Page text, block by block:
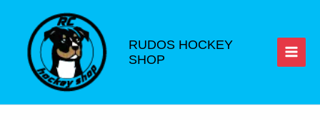
contenido
RUDOS HOCKEY
SHOP